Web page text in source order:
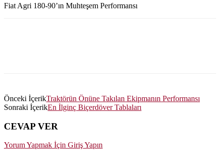
Fiat Agri 180-90’ın Muhteşem Performansı
Önceki İçerikTraktörün Önüne Takılan Ekipmanın Performansı
Sonraki İçerikEn İlginç Biçerdöver Tablaları
CEVAP VER
Yorum Yapmak İçin Giriş Yapın